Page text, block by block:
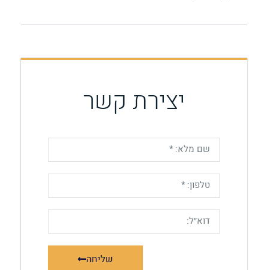
יצירת קשר
שליחה